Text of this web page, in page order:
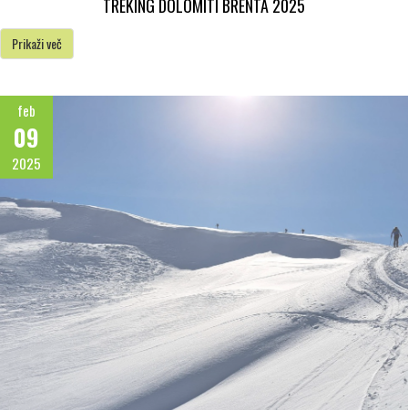
TREKING DOLOMITI BRENTA 2025
Prikaži več
feb
09
2025